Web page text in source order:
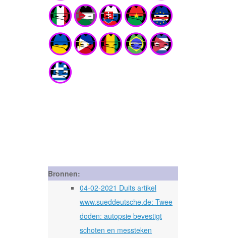
Bronnen:
04-02-2021 Duits artikel
www.sueddeutsche.de: Twee
doden: autopsie bevestigt
schoten en messteken